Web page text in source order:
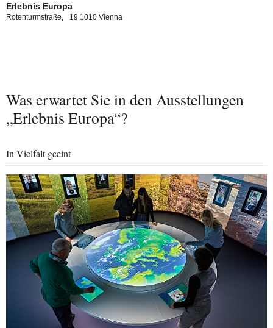
Erlebnis Europa
Rotenturmstraße, 19 1010 Vienna
Was erwartet Sie in den Ausstellungen
„Erlebnis Europa“?
In Vielfalt geeint